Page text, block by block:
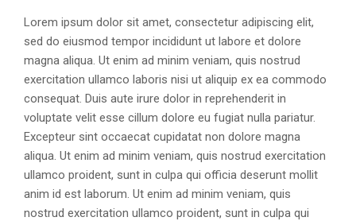
Lorem ipsum dolor sit amet, consectetur adipiscing elit,
sed do eiusmod tempor incididunt ut labore et dolore
magna aliqua. Ut enim ad minim veniam, quis nostrud
exercitation ullamco laboris nisi ut aliquip ex ea commodo
consequat. Duis aute irure dolor in reprehenderit in
voluptate velit esse cillum dolore eu fugiat nulla pariatur.
Excepteur sint occaecat cupidatat non dolore magna
aliqua. Ut enim ad minim veniam, quis nostrud exercitation
ullamco proident, sunt in culpa qui officia deserunt mollit
anim id est laborum. Ut enim ad minim veniam, quis
nostrud exercitation ullamco proident, sunt in culpa qui